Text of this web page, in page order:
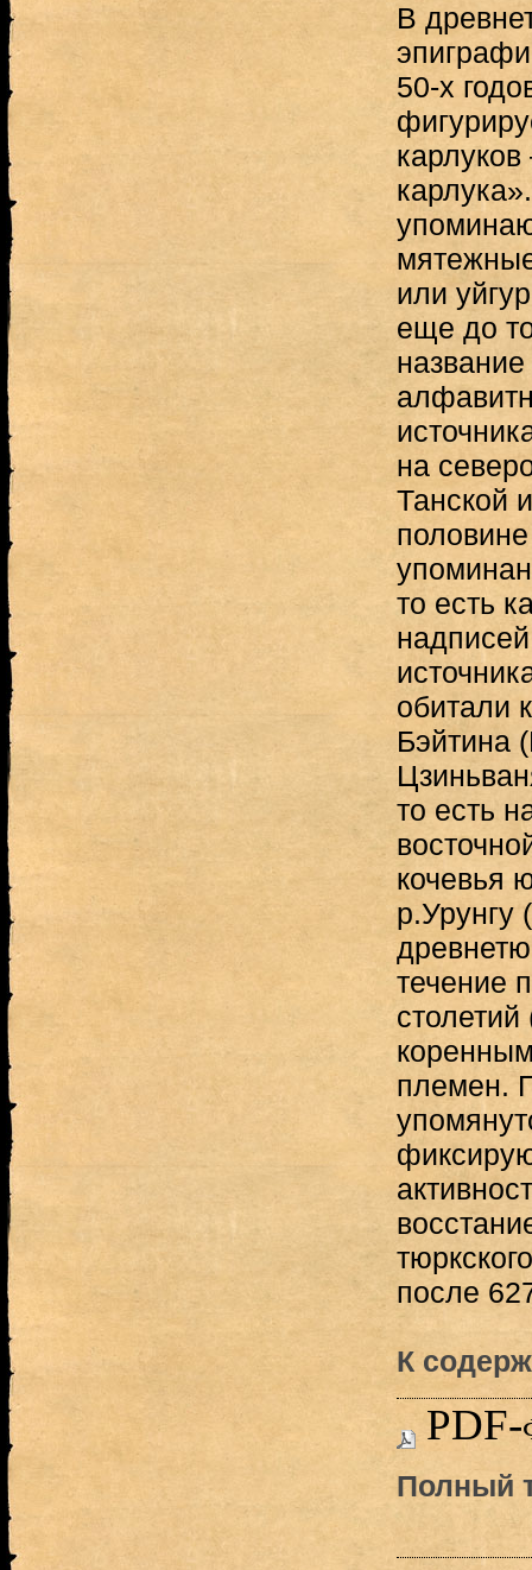
В
50-х
или
еще до
на
Танской
то есть
обитали
Бэйтина
то есть
кочевья
р.Урунгу
течение
племен.
после
К
PDF-
Полный